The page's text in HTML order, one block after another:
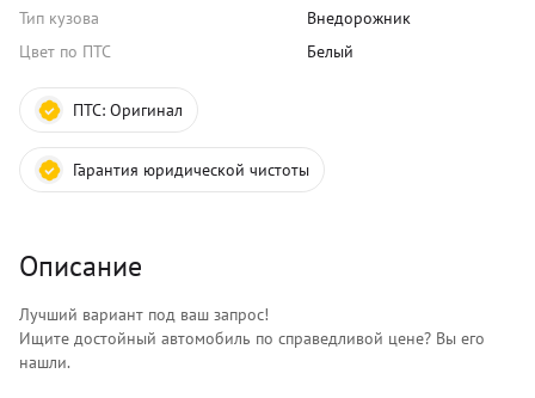
Тип кузова
Внедорожник
Цвет по ПТС
Белый
ПТС: Оригинал
Гарантия юридической чистоты
Описание
Лучший вариант под ваш запрос!
Ищите достойный автомобиль по справедливой цене? Вы его
нашли.